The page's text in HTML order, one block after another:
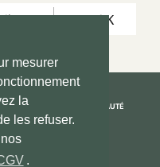
mesurer
la
les refuser.
.
OK
REJOIGNEZ LA COMMUNAUTÉ